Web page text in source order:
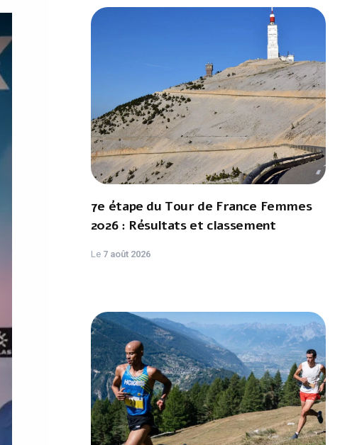
7e étape du Tour de France Femmes
2026 : Résultats et classement
Le 7 août 2026